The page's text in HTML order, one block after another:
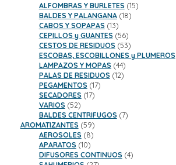
productos
ALFOMBRAS Y BURLETES 1515
BALDES Y PALANGANA 1818
CABOS Y SOPAPAS 1313
productos
CEPILLOS y GUANTES 5656
productos
CESTOS DE RESIDUOS 5353
productos
ESCOBAS, ESCOBILLONES y PLUMEROS
LAMPAZOS Y MOPAS 4444
productos
PALAS DE RESIDUOS 1212
PEGAMENTOS 1717
SECADORES 1717
VARIOS 5252
productos
BALDES CENTRIFUGOS 77
AROMATIZANTES 5959
productos
AEROSOLES 88
productos
APARATOS 1010
productos
DIFUSORES CONTINUOS 44